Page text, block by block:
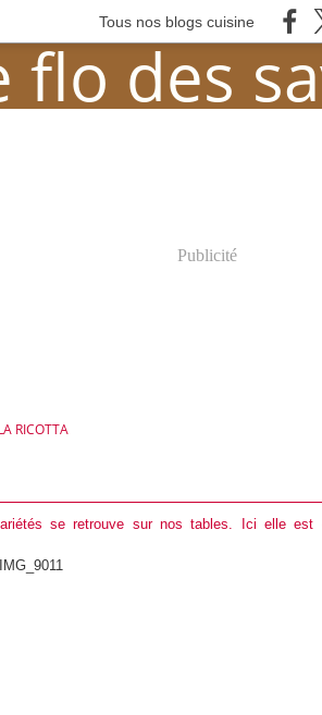
Tous nos blogs cuisine
Publicité
RICOTTA
se retrouve sur nos tables. Ici elle